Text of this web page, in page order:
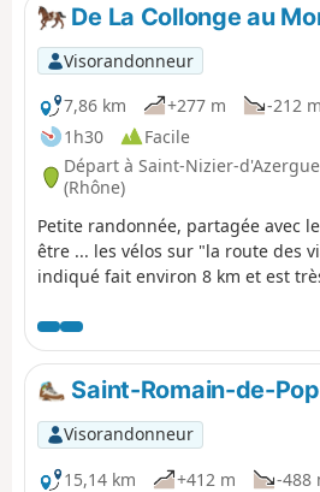
De La Collonge au
Visorandonneur
7,86 km
+277 m
-212 m
1h30
Facile
Départ à Saint-Nizier-
(Rhône)
Petite randonnée, partagée avec
être ... les vélos sur "la route des
indiqué fait environ 8 km et est
et les sous bois sans trop de
Saint-Romain-de-
Visorandonneur
15,14 km
+412 m
-488